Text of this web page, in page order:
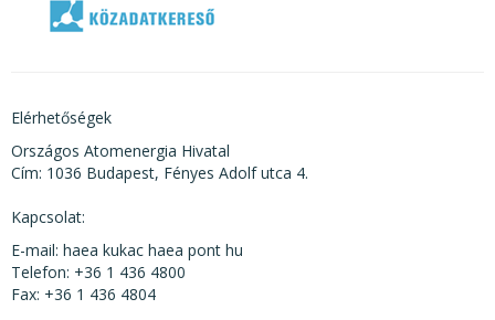
Elérhetőségek
Országos Atomenergia Hivatal
Cím: 1036 Budapest, Fényes Adolf utca 4.
Kapcsolat:
E-mail: haea kukac haea pont hu
Telefon: +36 1 436 4800
Fax: +36 1 436 4804